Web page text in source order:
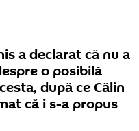
a declarat că nu a
o posibilă
după ce Călin
că i s-a propus